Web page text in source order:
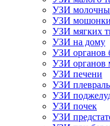
УЗИ
УЗИ мошонки
УЗИ мягких
УЗИ на дому
УЗИ органов
УЗИ органов
УЗИ печени
УЗИ
УЗИ
УЗИ почек
УЗИ